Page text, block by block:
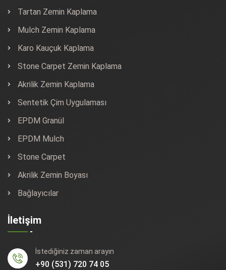
Tartan Zemin Kaplama
Mulch Zemin Kaplama
Karo Kauçuk Kaplama
Stone Carpet Zemin Kaplama
Akrilik Zemin Kaplama
Sentetik Çim Uygulaması
EPDM Granül
EPDM Mulch
Stone Carpet
Akrilik Zemin Boyası
Bağlayıcılar
İletişim
İstediğiniz zaman arayın
+90 (531) 720 74 05